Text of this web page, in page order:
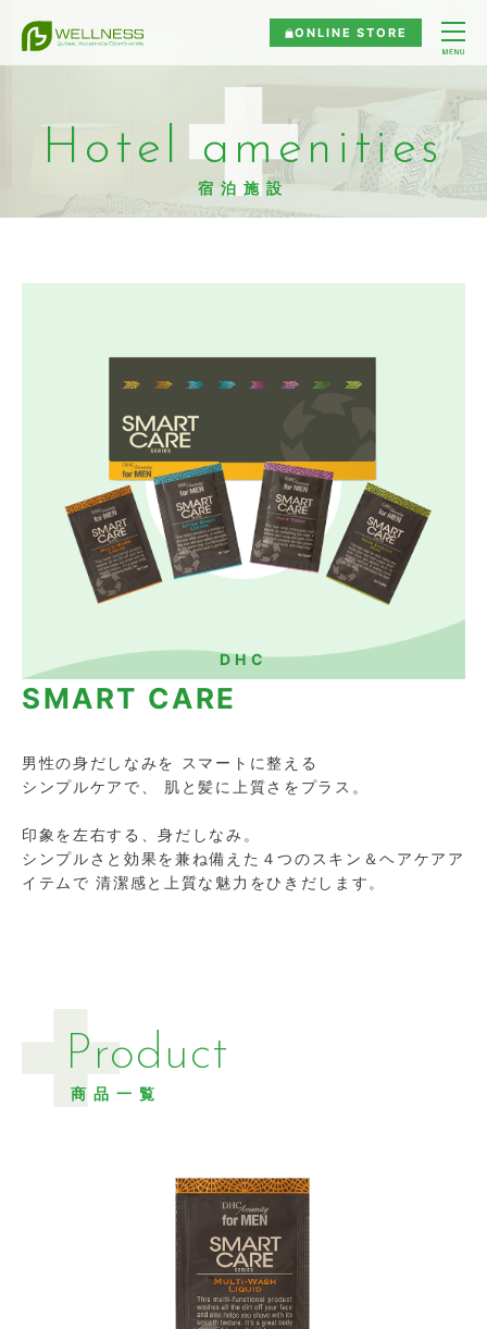
ONLINE STORE
Hotel amenities
宿泊施設
DHC
SMART CARE
男性の身だしなみを スマートに整える
シンプルケアで、 肌と髪に上質さをプラス。
印象を左右する、身だしなみ。
シンプルさと効果を兼ね備えた４つのスキン＆ヘアケアア
イテムで 清潔感と上質な魅力をひきだします。
Product
商品一覧